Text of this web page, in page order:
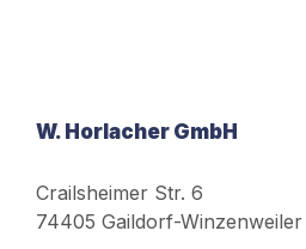
W. Horlacher GmbH
Crailsheimer Str. 6
74405 Gaildorf-Winzenweiler